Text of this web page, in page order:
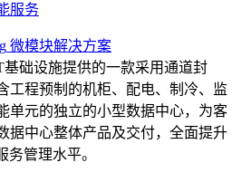
服务
微模块解决方案
基础设施提供的一款采用通道封
工程预制的机柜、配电、制冷、监
单元的独立的小型数据中心，为客
据中心整体产品及交付，全面提升
务管理水平。